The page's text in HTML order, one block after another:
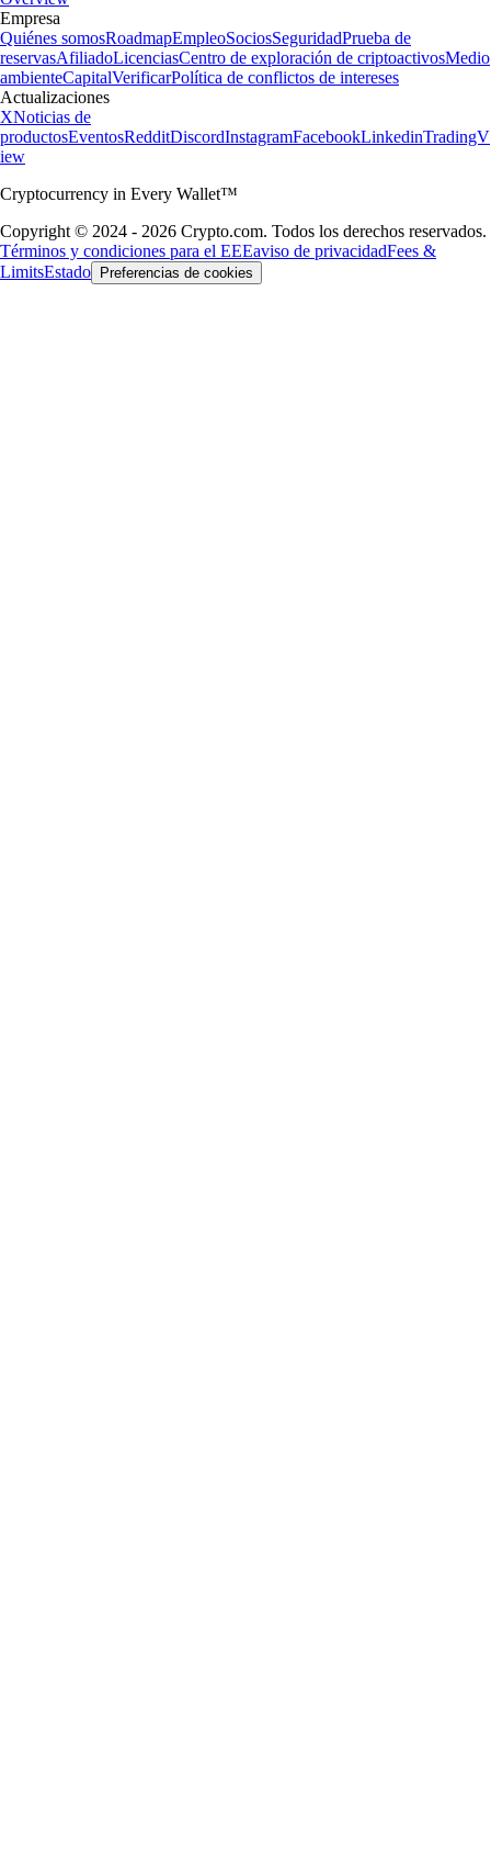
Empresa
Quiénes somosRoadmapEmpleoSociosSeguridadPrueba de
reservasAfiliadoLicenciasCentro de exploración de criptoactivosMedio
ambienteCapitalVerificarPolítica de conflictos de intereses
Actualizaciones
XNoticias de
productosEventosRedditDiscordInstagramFacebookLinkedinTradingV
iew
Cryptocurrency in Every Wallet™
Copyright © 2024 - 2026 Crypto.com. Todos los derechos reservados.
Términos y condiciones para el EEEaviso de privacidadFees &
LimitsEstado Preferencias de cookies